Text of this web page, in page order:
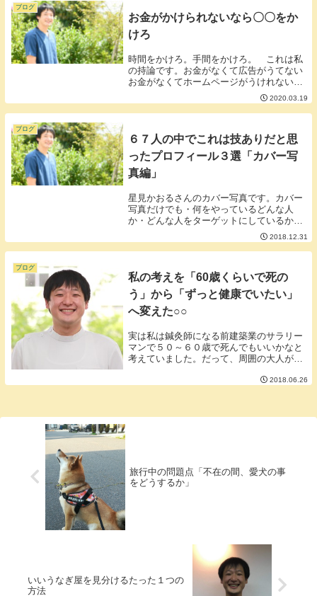
ブログ
お金がかけられないなら〇〇をか
けろ
時間をかけろ。手間をかけろ。 これは私
の持論です。お金がなくて広告がうてない
お金がなくてホームページがうけれないと
いうようにお金がなくてアクションを起こ
せないという人たまに見かけるのですが何
もお金をかけなくてもホームページも広告
2020.03.19
ブログ
６７人の中でこれは技ありだと思
ったプロフィール３選「カバー写
真編」
星見かおるさんのカバー写真です。カバー
写真だけでも・何をやっているどんな人
か・どんな人をターゲットにしているか伝
わってくるところが素晴らしいと思いま
す。情報が多いと統一感を失ったり色遣い
がうるさくなることもあるのですが星見さ
2018.12.31
ブログ
私の考えを「60歳くらいで死の
う」から「ずっと健康でいたい」
へ変えた○○
実は私は鍼灸師になる前建築業のサラリー
マンで５０～６０歳で死んでもいいかなと
考えていました。だって、周囲の大人が全
う。会社員は定年が設けられており年金は
2018.06.26
旅行中の問題点「不在の間、愛犬の事
をどうするか」
いいうなぎ屋を見分けるたった１つの
方法